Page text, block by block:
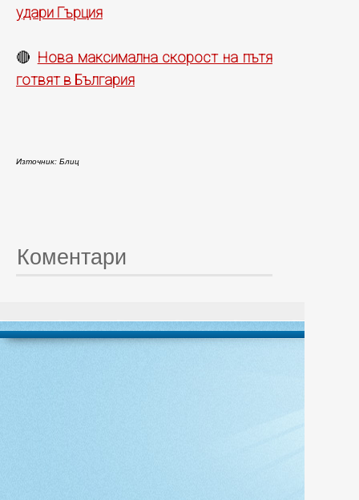
удари Гърция
🔴 Нова максимална скорост на пътя
готвят в България
Източник: Блиц
Коментари